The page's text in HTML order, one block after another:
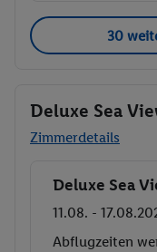
30
Deluxe Sea
Zimmerdetails
Buchen
Deluxe Sea
11.08. -
Abflugzeiten